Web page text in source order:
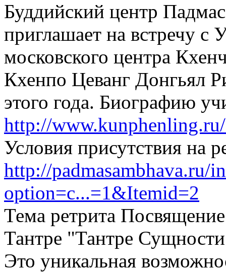
Буддийский центр
приглашает на встречу с
московского центра
Кхенпо Цеванг Донгьял
этого года. Биографию
http://
Условия присутствия на
http://padmasambhava.ru/
option=c...=1&Itemid=2
Тема ретрита
Тантре "Тантре
Это уникальная